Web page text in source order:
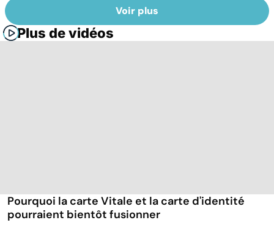
Voir plus
Plus de vidéos
Pourquoi la carte Vitale et la carte d'identité
pourraient bientôt fusionner